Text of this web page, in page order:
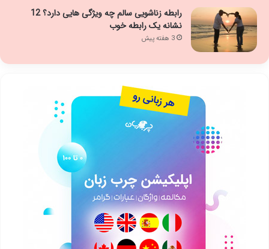
رابطه زناشویی سالم چه ویژگی هایی دارد؟ 12
نشانه یک رابطه خوب
3 هفته پیش